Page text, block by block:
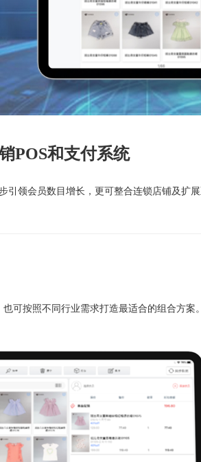
POS和支付系统
引领会员数目增长，更可整合连锁店铺及扩
可按照不同行业需求打造最适合的组合方案